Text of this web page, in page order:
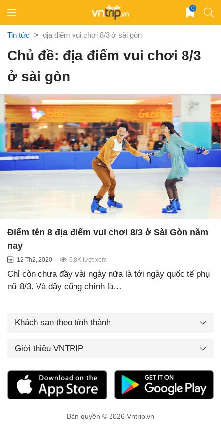
content
0
Tin tức > địa điểm vui chơi 8/3 ở sài gòn
Chủ đề: địa điểm vui chơi 8/3
ở sài gòn
Điểm tên 8 địa điểm vui chơi 8/3 ở Sài Gòn năm
nay
12 Th2, 2020 6.8K lượt xem
Chỉ còn chưa đầy vài ngày nữa là tới ngày quốc tế phụ
nữ 8/3. Và đây cũng chính là…
Khách sạn theo tỉnh thành
Giới thiệu VNTRIP
Bản quyền © 2026 Vntrip.vn